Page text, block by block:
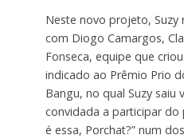
Neste novo projeto, Suzy
com Diogo Camargos,
Fonseca, equipe que
indicado ao Prêmio Prio
Bangu, no qual Suzy saiu
convidada a participar do
é essa, Porchat?” num